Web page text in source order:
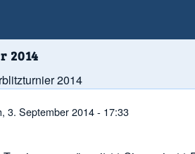
Main Menu
2014
2014
3. September 2014 - 17:33